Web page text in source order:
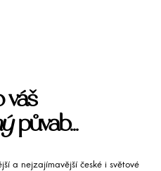
váš
půvab...
a nejzajímavější české i světové